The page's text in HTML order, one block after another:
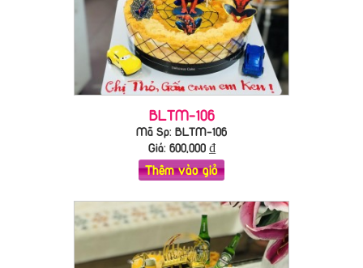
BLTM-106
Mã Sp: BLTM-106
Giá: 600,000₫
Thêm vào giỏ